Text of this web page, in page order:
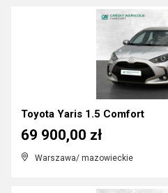
Toyota Yaris 1.5 Comfort
Warszawa/ mazowieckie
69 900,00 zł